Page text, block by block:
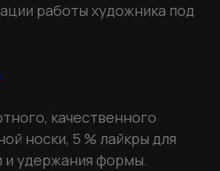
работы художника под
качественного
носки, 5 % лайкры для
и удержания формы.